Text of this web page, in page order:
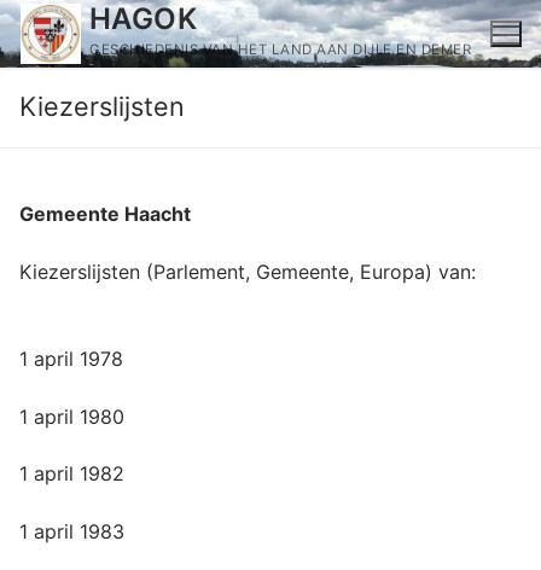
Ga
naar
de
inhoud
HAGOK
GESCHIEDENIS VAN HET LAND AAN DIJLE EN DEMER
Kiezerslijsten
Gemeente Haacht
Kiezerslijsten (Parlement, Gemeente, Europa) van:
1 april 1978
1 april 1980
1 april 1982
1 april 1983